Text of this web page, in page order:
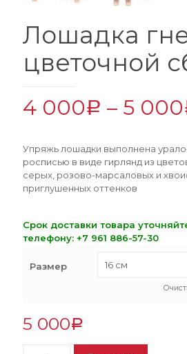
Лошадка
цветочной
4 000Р – 5 000
Упряжь лошадки выполнена
росписью в виде гирлянд из
серых, розово-марсаловых и
приглушенных оттенков
Срок доставки товара
телефону: +7 961 886-57-30
Размер
5 000Р